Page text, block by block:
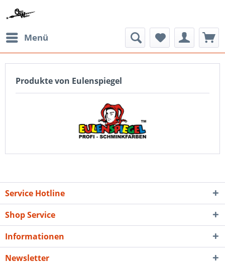
Menü
Produkte von Eulenspiegel
Service Hotline
Shop Service
Informationen
Newsletter